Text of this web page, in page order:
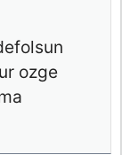
ozge